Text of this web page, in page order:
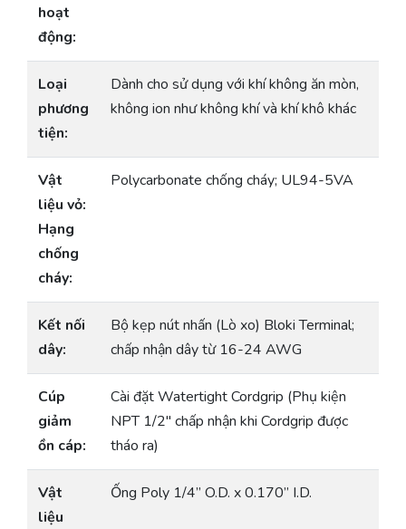
hoạt
động:
Loại
phương
tiện:
Dành cho sử dụng với khí không ăn mòn,
không ion như không khí và khí khô khác
Vật
liệu vỏ:
Hạng
chống
cháy:
Polycarbonate chống cháy; UL94-5VA
Kết nối
dây:
Bộ kẹp nút nhấn (Lò xo) Bloki Terminal;
chấp nhận dây từ 16-24 AWG
Cúp
giảm
ồn cáp:
Cài đặt Watertight Cordgrip (Phụ kiện
NPT 1/2″ chấp nhận khi Cordgrip được
tháo ra)
Vật
liệu
Ống Poly 1/4” O.D. x 0.170” I.D.